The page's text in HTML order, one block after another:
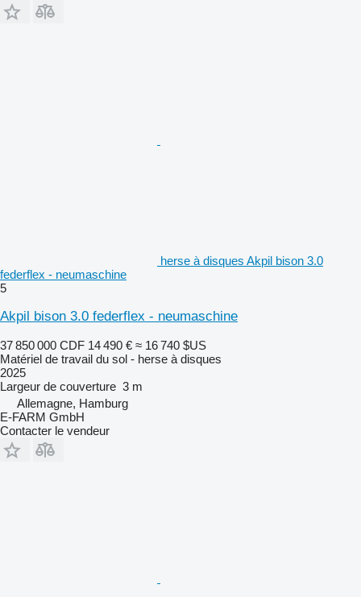
herse à disques Akpil bison 3.0
federflex - neumaschine
5
Akpil bison 3.0 federflex - neumaschine
37 850 000 CDF 14 490 € ≈ 16 740 $US
Matériel de travail du sol - herse à disques
2025
Largeur de couverture 3 m
Allemagne, Hamburg
E-FARM GmbH
Contacter le vendeur